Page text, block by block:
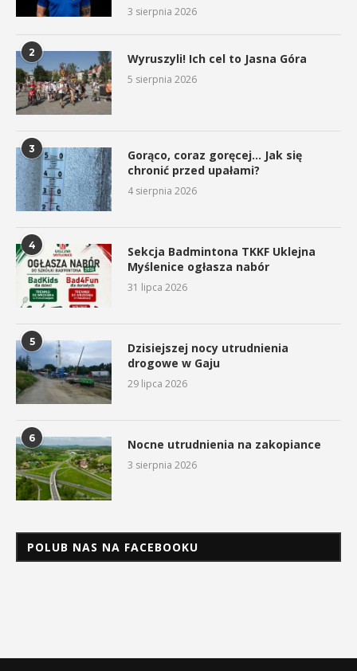
3 sierpnia 2026
2 Wyruszyli! Ich cel to Jasna Góra
5 sierpnia 2026
3
Gorąco, coraz goręcej… Jak się
chronić przed upałami?
4 sierpnia 2026
4
Sekcja Badmintona TKKF Uklejna
Myślenice ogłasza nabór
31 lipca 2026
5
Dzisiejszej nocy utrudnienia
drogowe w Gaju
29 lipca 2026
6 Nocne utrudnienia na zakopiance
3 sierpnia 2026
POLUB NAS NA FACEBOOKU